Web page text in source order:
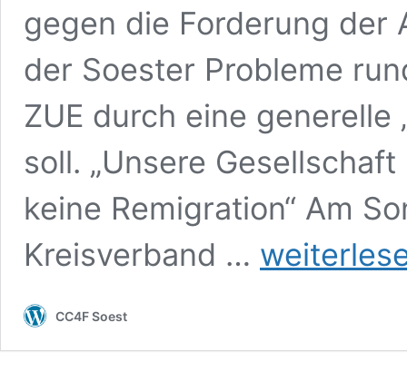
gegen die Forderung der
der Soester Probleme
ZUE durch eine generelle
soll. „Unsere
keine Remigration“ Am
Kreisverband …
Migration
menschenwürdig
für
CC4F Soest